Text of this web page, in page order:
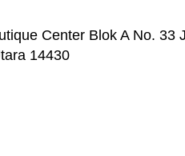
Center Blok A No. 33
14430